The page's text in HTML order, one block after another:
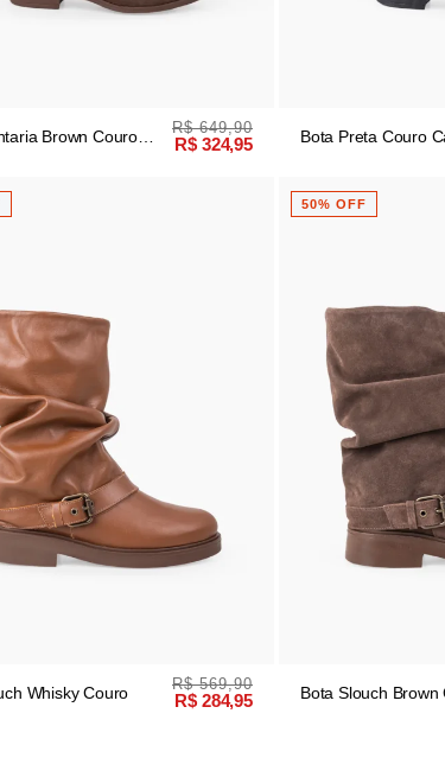
Brown Couro
R$ 649,90
R$ 324,95
Bota Preta Couro
Whisky Couro R$ 569,90
R$ 284,95
50% OFF
Bota Slouch Brown